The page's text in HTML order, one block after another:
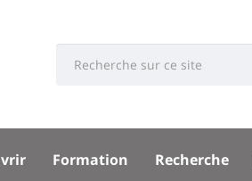
Université
Formation Recherche